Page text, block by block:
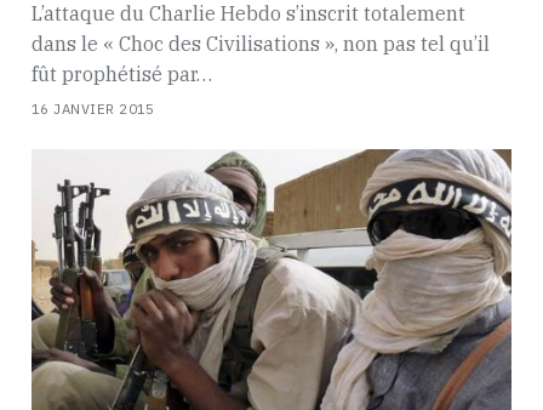
L’attaque du Charlie Hebdo s’inscrit totalement
dans le « Choc des Civilisations », non pas tel qu’il
fût prophétisé par…
16 JANVIER 2015